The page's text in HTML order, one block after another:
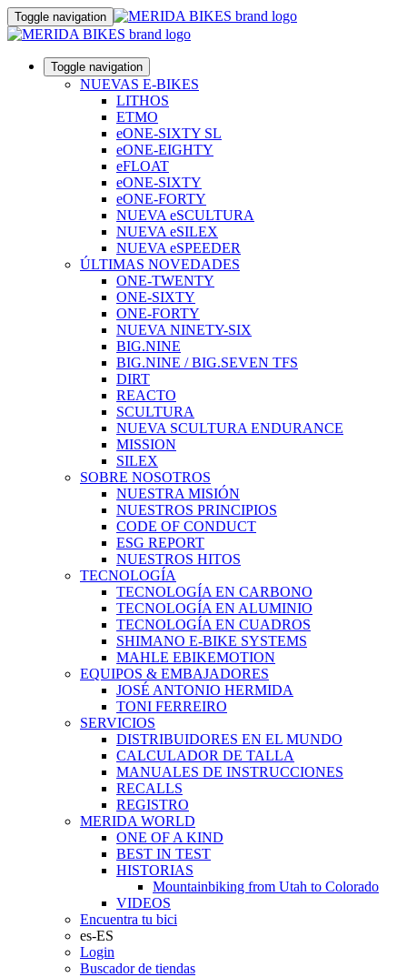
Toggle navigation
Toggle navigation
NUEVAS E-BIKES
LITHOS
ETMO
eONE-SIXTY SL
eONE-EIGHTY
eFLOAT
eONE-SIXTY
eONE-FORTY
NUEVA eSCULTURA
NUEVA eSILEX
NUEVA eSPEEDER
ÚLTIMAS NOVEDADES
ONE-TWENTY
ONE-SIXTY
ONE-FORTY
NUEVA NINETY-SIX
BIG.NINE
BIG.NINE / BIG.SEVEN TFS
DIRT
REACTO
SCULTURA
NUEVA SCULTURA ENDURANCE
MISSION
SILEX
SOBRE NOSOTROS
NUESTRA MISIÓN
NUESTROS PRINCIPIOS
CODE OF CONDUCT
ESG REPORT
NUESTROS HITOS
TECNOLOGÍA
TECNOLOGÍA EN CARBONO
TECNOLOGÍA EN ALUMINIO
TECNOLOGÍA EN CUADROS
SHIMANO E-BIKE SYSTEMS
MAHLE EBIKEMOTION
EQUIPOS & EMBAJADORES
JOSÉ ANTONIO HERMIDA
TONI FERREIRO
SERVICIOS
DISTRIBUIDORES EN EL MUNDO
CALCULADOR DE TALLA
MANUALES DE INSTRUCCIONES
RECALLS
REGISTRO
MERIDA WORLD
ONE OF A KIND
BEST IN TEST
HISTORIAS
Mountainbiking from Utah to Colorado
VIDEOS
Encuentra tu bici
es-ES
Login
Buscador de tiendas